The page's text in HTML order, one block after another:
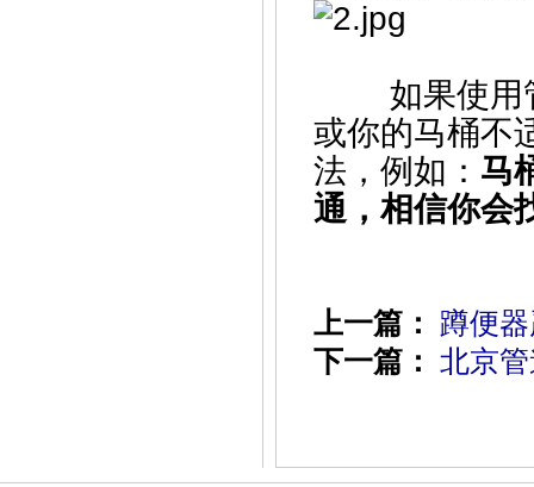
如果使用管
或你的马桶不
法，例如： 马
通 ，相信你会
上一篇：
蹲便
下一篇： 北京